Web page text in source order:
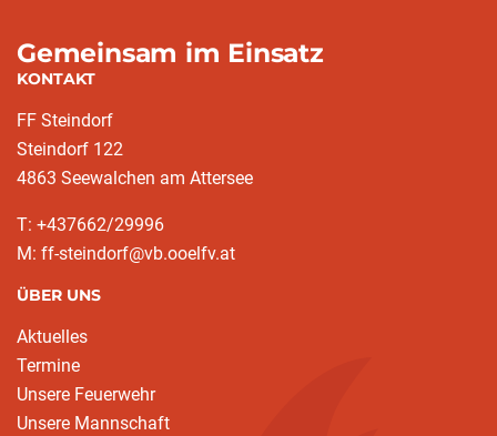
Gemeinsam im Einsatz
KONTAKT
FF Steindorf
Steindorf 122
4863 Seewalchen am Attersee
T: +437662/29996
M: ff-steindorf@vb.ooelfv.at
ÜBER UNS
Aktuelles
Termine
Unsere Feuerwehr
Unsere Mannschaft